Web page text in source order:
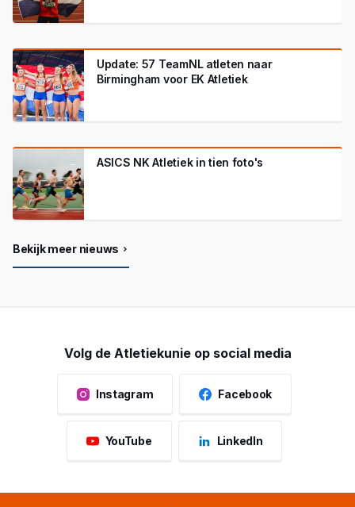
Update: 57 TeamNL atleten naar
Birmingham voor EK Atletiek
ASICS NK Atletiek in tien foto's
Bekijk meer nieuws
Volg de Atletiekunie op social media
Instagram Facebook
YouTube LinkedIn